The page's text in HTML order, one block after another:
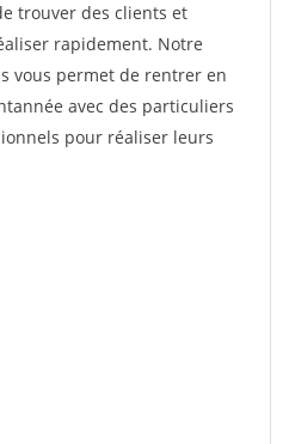
trouver des clients et
rapidement. Notre
vous permet de rentrer en
avec des particuliers
pour réaliser leurs